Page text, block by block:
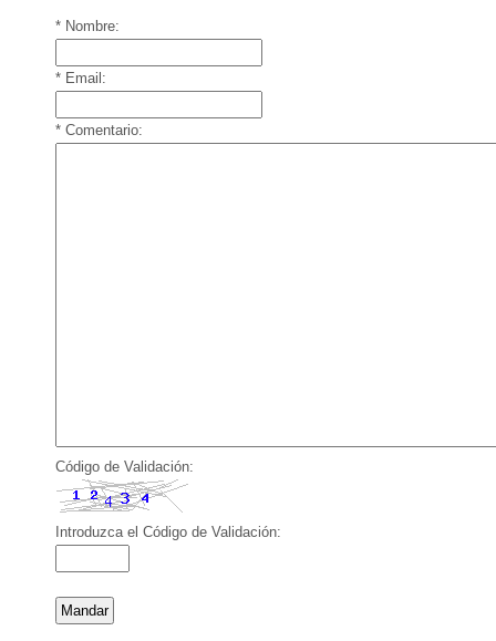
* Nombre:
* Email:
* Comentario:
Código de Validación:
Introduzca el Código de Validación: